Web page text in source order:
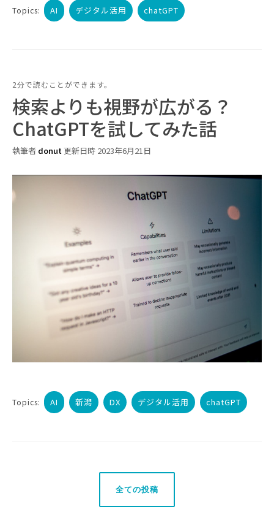
Topics: AI デジタル活用 chatGPT
2分で読むことができます。
検索よりも視野が広がる？
ChatGPTを試してみた話
執筆者 donut更新日時 2023年6月21日
Topics: AI 新潟 DX デジタル活用 chatGPT
全ての投稿